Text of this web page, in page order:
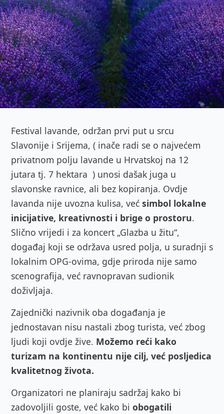
Festival lavande, održan prvi put u srcu
Slavonije i Srijema, ( inače radi se o najvećem
privatnom polju lavande u Hrvatskoj na 12
jutara tj. 7 hektara ) unosi dašak juga u
slavonske ravnice, ali bez kopiranja. Ovdje
lavanda nije uvozna kulisa, već simbol lokalne
inicijative, kreativnosti i brige o prostoru.
Slično vrijedi i za koncert „Glazba u žitu“,
događaj koji se održava usred polja, u suradnji s
lokalnim OPG-ovima, gdje priroda nije samo
scenografija, već ravnopravan sudionik
doživljaja.
Zajednički nazivnik oba događanja je
jednostavan nisu nastali zbog turista, već zbog
ljudi koji ovdje žive. Možemo reći kako
turizam na kontinentu nije cilj, već posljedica
kvalitetnog života.
Organizatori ne planiraju sadržaj kako bi
zadovoljili goste, već kako bi obogatili